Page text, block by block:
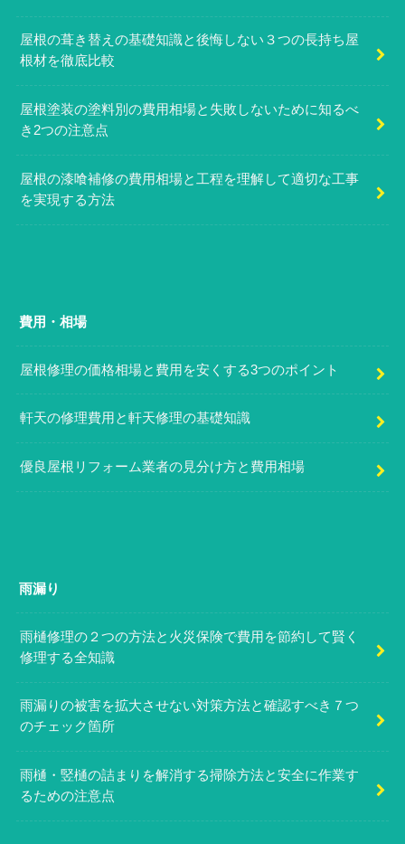
屋根の葺き替えの基礎知識と後悔しない３つの長持ち屋
根材を徹底比較
屋根塗装の塗料別の費用相場と失敗しないために知るべ
き2つの注意点
屋根の漆喰補修の費用相場と工程を理解して適切な工事
を実現する方法
費用・相場
屋根修理の価格相場と費用を安くする3つのポイント
軒天の修理費用と軒天修理の基礎知識
優良屋根リフォーム業者の見分け方と費用相場
雨漏り
雨樋修理の２つの方法と火災保険で費用を節約して賢く
修理する全知識
雨漏りの被害を拡大させない対策方法と確認すべき７つ
のチェック箇所
雨樋・竪樋の詰まりを解消する掃除方法と安全に作業す
るための注意点